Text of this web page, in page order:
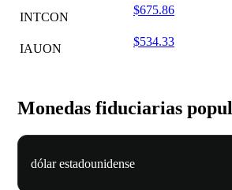
INTCON
$675.86
IAUON
$534.33
Monedas fiduciarias
dólar estadounidense